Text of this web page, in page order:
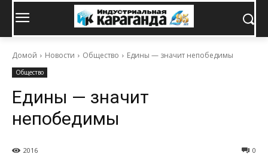
Домой Новости Общество Едины — значит непобедимы
Общество
Едины — значит
непобедимы
0
2016